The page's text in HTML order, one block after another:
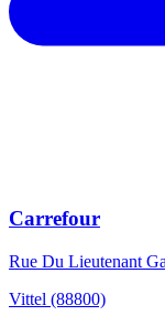
Carrefour
Rue Du Lieutenant
Vittel (88800)